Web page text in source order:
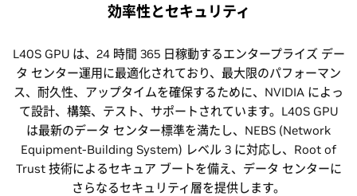
効率性とセキュリティ
L40S GPU は、24 時間 365 日稼動するエンタープライズ デー
タ センター運用に最適化されており、最大限のパフォーマン
ス、耐久性、アップタイムを確保するために、NVIDIA によっ
て設計、構築、テスト、サポートされています。L40S GPU
は最新のデータ センター標準を満たし、NEBS (Network
Equipment-Building System) レベル 3 に対応し、Root of
Trust 技術によるセキュア ブートを備え、データ センターに
さらなるセキュリティ層を提供します。